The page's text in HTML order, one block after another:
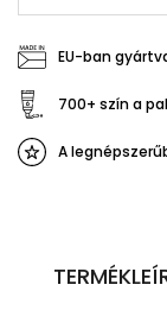
EU-ban
700+ szín a
A